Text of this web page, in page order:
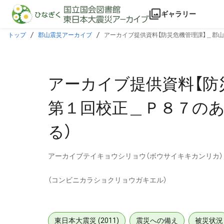
本文に飛ぶ
ギャラリー
トップ 郡山震災アーカイブ アーカイブ提供資料【防災危機管理課】＿
アーカイブ提供資料【
第１回校正＿Ｐ８７の
る）
アーカイブテイキョウシリョウ（ボウサイキキカンリ
（コンビニカラショクリョウガキエル）
東日本大震災 (2011) 震災への備え 被災状況